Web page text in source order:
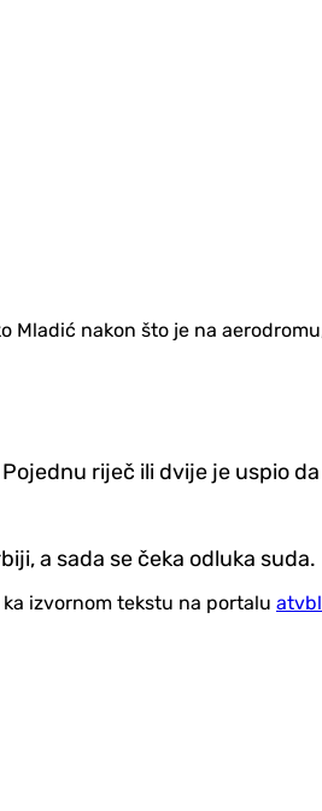
nakon što je na
riječ ili dvije je uspio
a sada se čeka odluka suda.
izvornom tekstu na portalu